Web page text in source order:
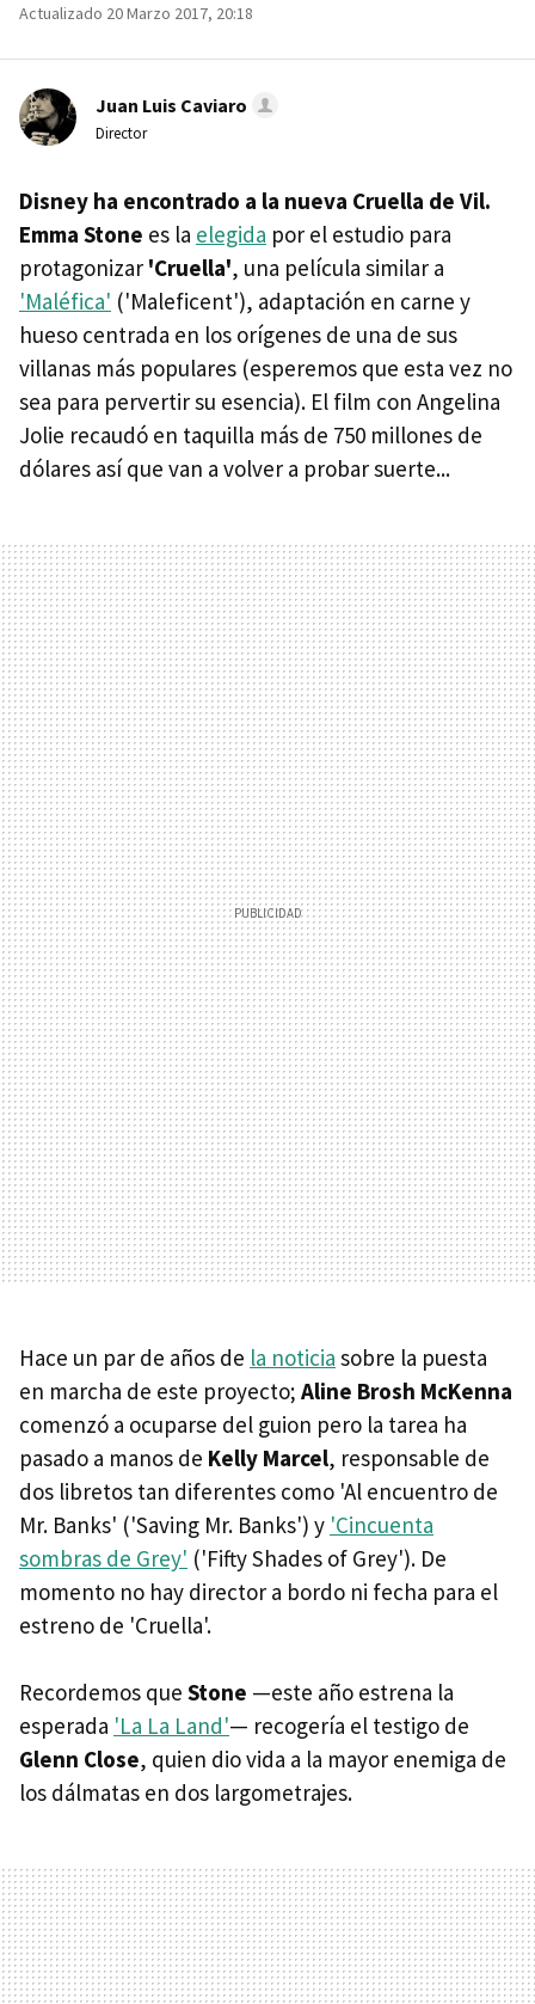
Actualizado 20 Marzo 2017, 20:18
Juan Luis Caviaro
Director
Disney ha encontrado a la nueva Cruella de Vil.
Emma Stone es la elegida por el estudio para
protagonizar 'Cruella', una película similar a
'Maléfica' ('Maleficent'), adaptación en carne y
hueso centrada en los orígenes de una de sus
villanas más populares (esperemos que esta vez no
sea para pervertir su esencia). El film con Angelina
Jolie recaudó en taquilla más de 750 millones de
dólares así que van a volver a probar suerte...
Hace un par de años de la noticia sobre la puesta
en marcha de este proyecto; Aline Brosh McKenna
comenzó a ocuparse del guion pero la tarea ha
pasado a manos de Kelly Marcel, responsable de
dos libretos tan diferentes como 'Al encuentro de
Mr. Banks' ('Saving Mr. Banks') y 'Cincuenta
sombras de Grey' ('Fifty Shades of Grey'). De
momento no hay director a bordo ni fecha para el
estreno de 'Cruella'.
Recordemos que Stone —este año estrena la
esperada 'La La Land'— recogería el testigo de
Glenn Close, quien dio vida a la mayor enemiga de
los dálmatas en dos largometrajes.